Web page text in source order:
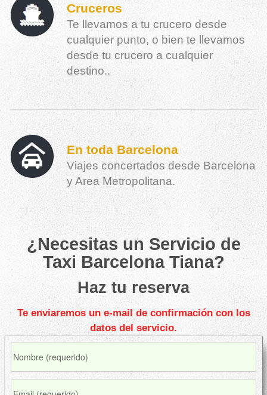
Cruceros
Te llevamos a tu crucero desde
cualquier punto, o bien te llevamos
desde tu crucero a cualquier
destino..
En toda Barcelona
Viajes concertados desde Barcelona
y Area Metropolitana.
¿Necesitas un Servicio de
Taxi Barcelona Tiana?
Haz tu reserva
Te enviaremos un e-mail de confirmación con los
datos del servicio.